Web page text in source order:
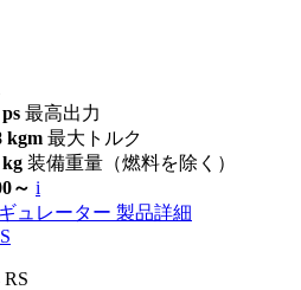
最高出力
kgm 最大トルク
kg 装備重量（燃料を除く）
～ i
ュレーター 製品詳細